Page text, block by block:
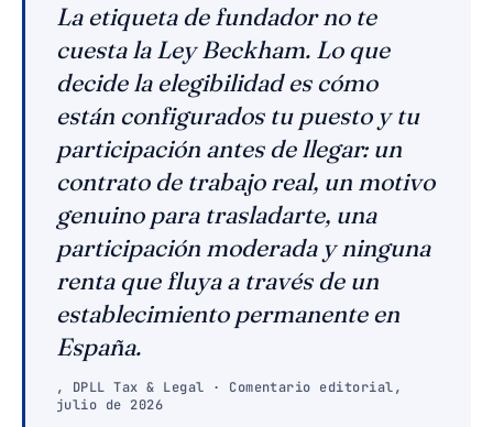
La etiqueta de fundador no te
cuesta la Ley Beckham. Lo que
decide la elegibilidad es cómo
están configurados tu puesto y tu
participación antes de llegar: un
contrato de trabajo real, un motivo
genuino para trasladarte, una
participación moderada y ninguna
renta que fluya a través de un
establecimiento permanente en
España.
, DPLL Tax & Legal · Comentario editorial,
julio de 2026